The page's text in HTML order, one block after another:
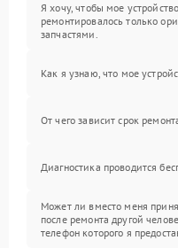
Я хочу, чтобы мое устройство
ремонтировалось только
запчастями.
Как я узнаю, что мое
От чего зависит срок
Диагностика проводится
Может ли вместо меня
после ремонта другой
телефон которого я